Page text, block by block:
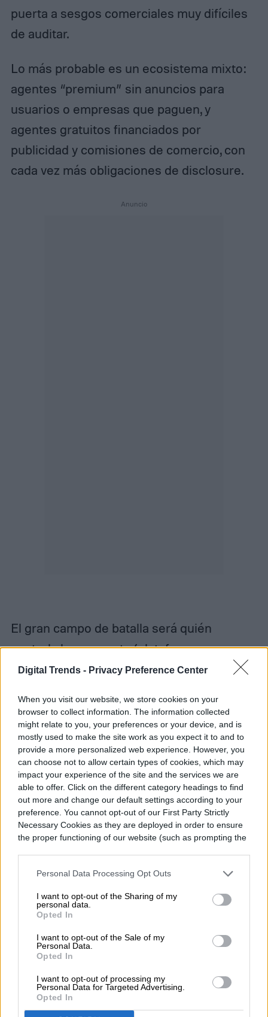
Digital Trends - Privacy Preference Center
When you visit our website, we store cookies on your
browser to collect information. The information collected
might relate to you, your preferences or your device, and is
mostly used to make the site work as you expect it to and to
provide a more personalized web experience. However, you
can choose not to allow certain types of cookies, which may
impact your experience of the site and the services we are
able to offer. Click on the different category headings to find
out more and change our default settings according to your
preference. You cannot opt-out of our First Party Strictly
Necessary Cookies as they are deployed in order to ensure
the proper functioning of our website (such as prompting the
Personal Data Processing Opt Outs
I want to opt-out of the Sharing of my
personal data.
Opted In
I want to opt-out of the Sale of my
Personal Data.
Opted In
I want to opt-out of processing my
Personal Data for Targeted Advertising.
Opted In
puerta a sesgos comerciales muy difíciles
de auditar.
Lo más probable es un ecosistema mixto:
agentes “premium” sin anuncios para
usuarios o empresas que paguen, y
agentes gratuitos financiados por
publicidad y comisiones de comercio, con
cada vez más obligaciones de disclosure.
​El gran campo de batalla será quién
controla la respuesta (plataforma vs.
marca) y hasta qué punto los reguladores
principalmente en el interés del usuario.
Diego Bastarrica
Senior Editor
Diego Bastarrica es Senior Editor y Head of
Content en Digital Trends en Español,
donde lidera la estrategia editorial, SEO…
Topics
NoticiasHomepage